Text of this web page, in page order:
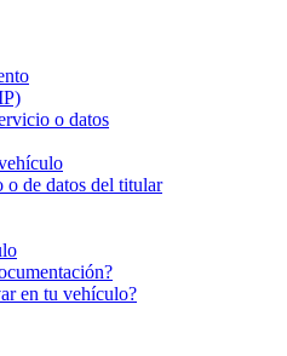
o datos
de datos del titular
en tu vehículo?